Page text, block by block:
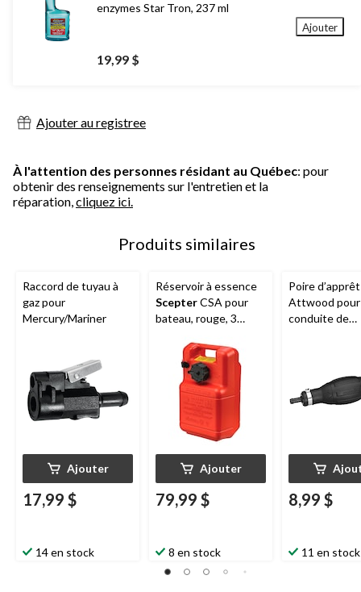
enzymes Star Tron, 237 ml
19,99 $
Ajouter
Ajouter au registree
À l'attention des personnes résidant au Québec: pour
obtenir des renseignements sur l'entretien et la
réparation,cliquez ici.
Produits similaires
Raccord de tuyau à
gaz pour
Mercury/Mariner
Ajouter
17,99 $
14 en stock
Réservoir à essence
ScepterCSA pour
bateau, rouge, 3
Ajouter
79,99 $
8 en stock
Poire d’apprêt
Attwood pour
conduite de
8,99 $
11 en stock